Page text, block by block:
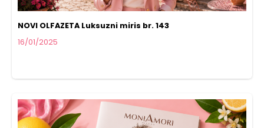
NOVI OLFAZETA Luksuzni miris br. 143
16/01/2025